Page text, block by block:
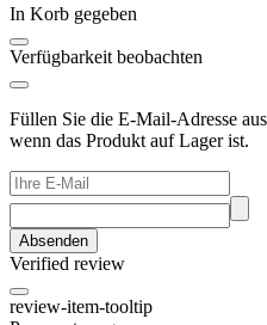
In Korb gegeben
Verfügbarkeit beobachten
Füllen Sie die E-Mail-Adresse
wenn das Produkt auf Lager ist.
Absenden
Verified review
review-item-tooltip